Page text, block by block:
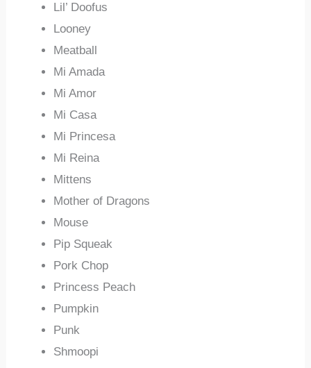
Lil’ Doofus
Looney
Meatball
Mi Amada
Mi Amor
Mi Casa
Mi Princesa
Mi Reina
Mittens
Mother of Dragons
Mouse
Pip Squeak
Pork Chop
Princess Peach
Pumpkin
Punk
Shmoopi